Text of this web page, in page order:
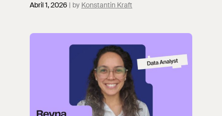
Abril 1, 2026 Konstantin Kraft